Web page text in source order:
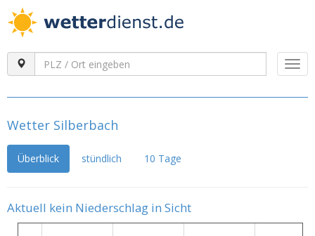
Wetter Silberbach
Überblick stündlich 10 Tage
Aktuell kein Niederschlag in Sicht